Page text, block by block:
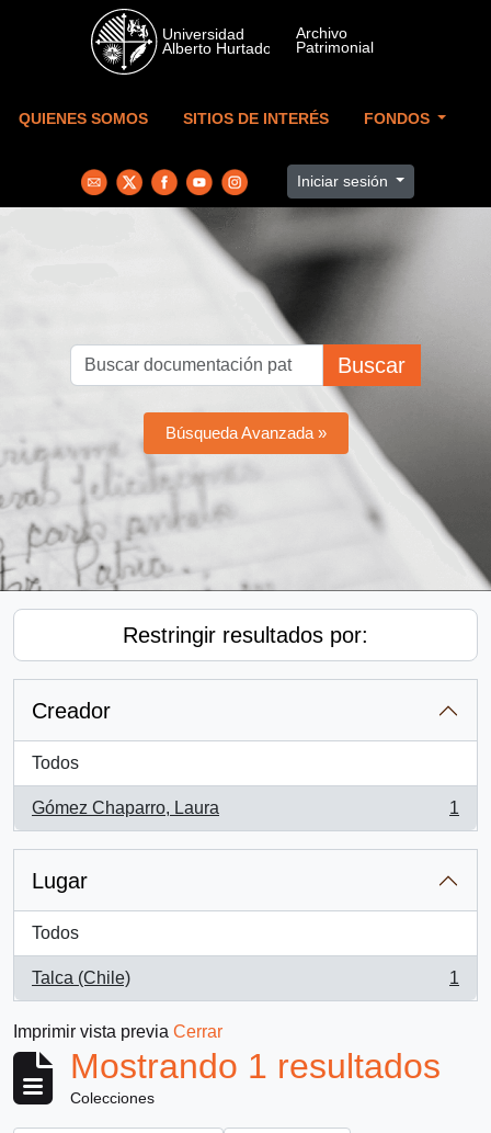
Skip to main content
QUIENES SOMOS SITIOS DE INTERÉS FONDOS
Iniciar sesión
Buscar
Búsqueda Avanzada »
Restringir resultados por:
Creador
Todos
Gómez Chaparro, Laura
, 1 resultados
1
Lugar
Todos
Talca (Chile)
, 1 resultados
1
Imprimir vista previa Cerrar
Mostrando 1 resultados
Colecciones